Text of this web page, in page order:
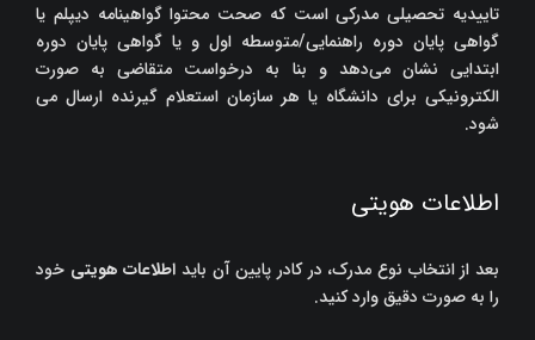
تاییدیه تحصیلی مدرکی است که صحت محتوا گواهینامه دیپلم یا
گواهی پایان دوره راهنمایی/متوسطه اول و یا گواهی پایان دوره
ابتدایی نشان می‌دهد و بنا به درخواست متقاضی به صورت
الکترونیکی برای دانشگاه یا هر سازمان استعلام گیرنده ارسال می
شود.
اطلاعات هویتی
بعد از انتخاب نوع مدرک، در کادر پایین آن باید اطلاعات هویتی خود
را به صورت دقیق وارد کنید.